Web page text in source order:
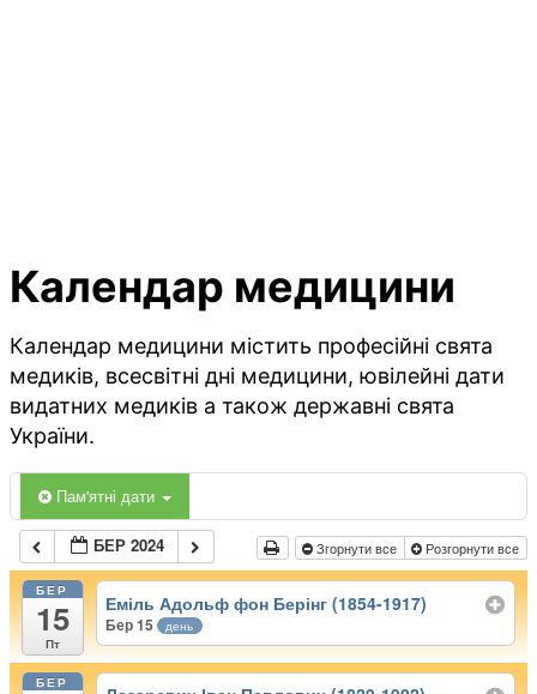
Календар медицини
Календар медицини містить професійні свята
медиків, всесвітні дні медицини, ювілейні дати
видатних медиків а також державні свята
України.
Пам'ятні дати
БЕР 2024 Згорнути все Розгорнути все
БЕР
15
Пт
Еміль Адольф фон Берінг (1854-1917)
Бер 15 день
БЕР